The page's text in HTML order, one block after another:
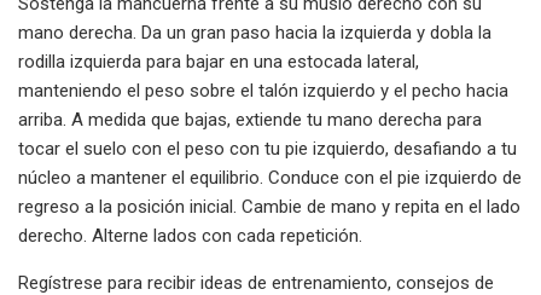
mano derecha. Da un gran paso hacia la izquierda y dobla la
rodilla izquierda para bajar en una estocada lateral,
manteniendo el peso sobre el talón izquierdo y el pecho hacia
arriba. A medida que bajas, extiende tu mano derecha para
tocar el suelo con el peso con tu pie izquierdo, desafiando a tu
núcleo a mantener el equilibrio. Conduce con el pie izquierdo de
regreso a la posición inicial. Cambie de mano y repita en el lado
derecho. Alterne lados con cada repetición.
Regístrese para recibir ideas de entrenamiento, consejos de